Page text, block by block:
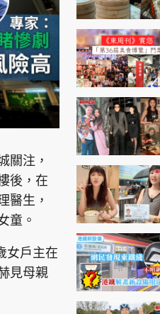
兄 飲食旅遊
頭條日報 星島環球 The
© 東周網 版權所有 . 不得轉載
關注，
後，在
醫生，
童。
女戶主在
見母親